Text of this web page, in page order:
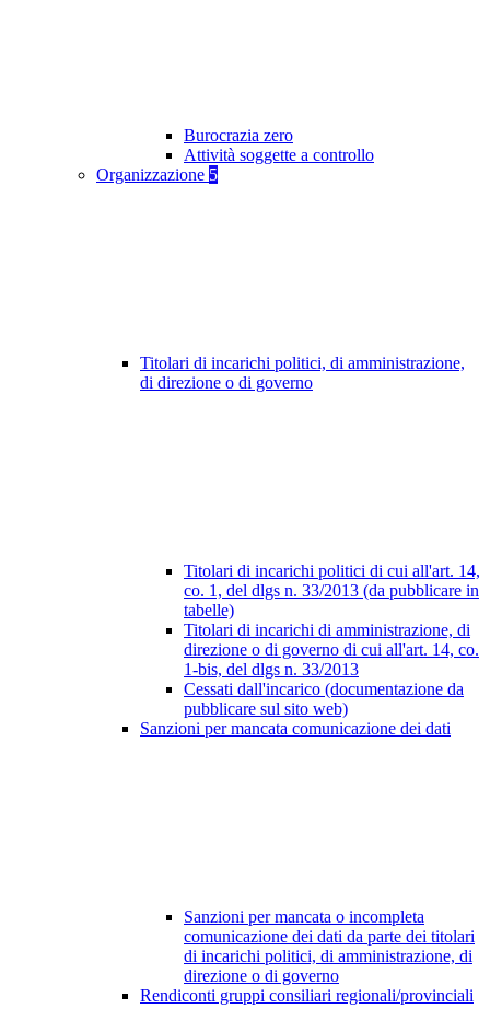
Burocrazia zero
Attività soggette a controllo
Organizzazione 5
Titolari di incarichi politici, di amministrazione,
di direzione o di governo
Titolari di incarichi politici di cui all'art. 14,
co. 1, del dlgs n. 33/2013 (da pubblicare in
tabelle)
Titolari di incarichi di amministrazione, di
direzione o di governo di cui all'art. 14, co.
1-bis, del dlgs n. 33/2013
Cessati dall'incarico (documentazione da
pubblicare sul sito web)
Sanzioni per mancata comunicazione dei dati
Sanzioni per mancata o incompleta
comunicazione dei dati da parte dei titolari
di incarichi politici, di amministrazione, di
direzione o di governo
Rendiconti gruppi consiliari regionali/provinciali